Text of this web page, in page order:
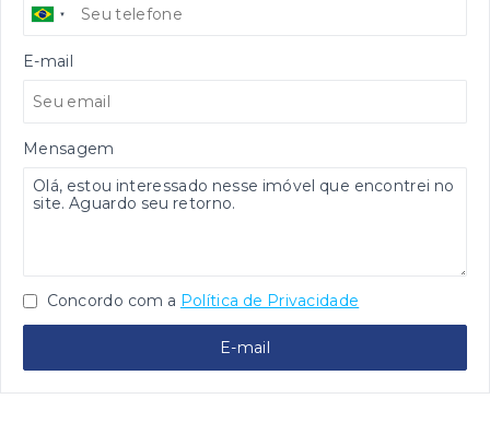
E-mail
Mensagem
Concordo com a Política de Privacidade
E-mail